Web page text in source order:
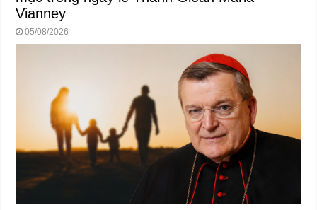
Vianney
05/08/2026